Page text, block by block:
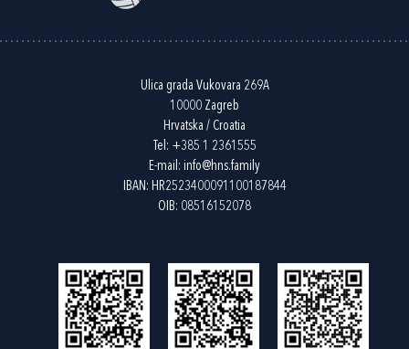
Ulica grada Vukovara 269A
10000 Zagreb
Hrvatska / Croatia
Tel: +385 1 2361555
E-mail: info@hns.family
IBAN: HR2523400091100187844
OIB: 08516152078